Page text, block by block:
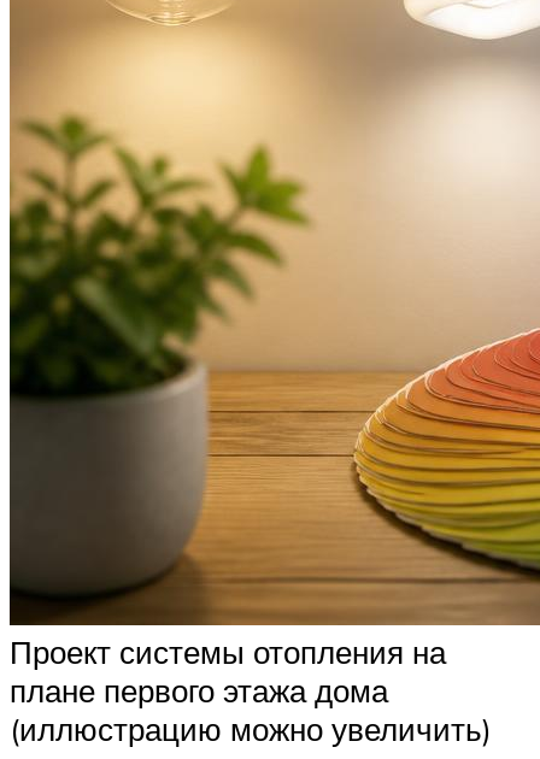
Проект системы отопления на
плане первого этажа дома
(иллюстрацию можно увеличить)